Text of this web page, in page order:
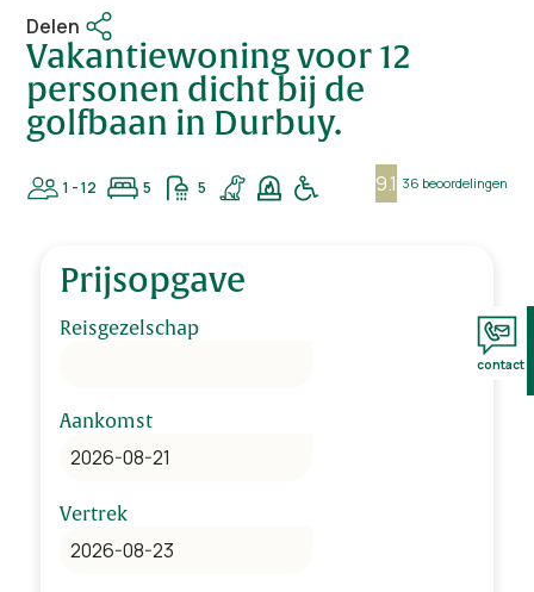
Delen
Vakantiewoning voor 12
personen dicht bij de
golfbaan in Durbuy.
1 - 12 5 5 9.1 36 beoordelingen
Prijsopgave
Reisgezelschap
Aankomst
Vertrek
contact